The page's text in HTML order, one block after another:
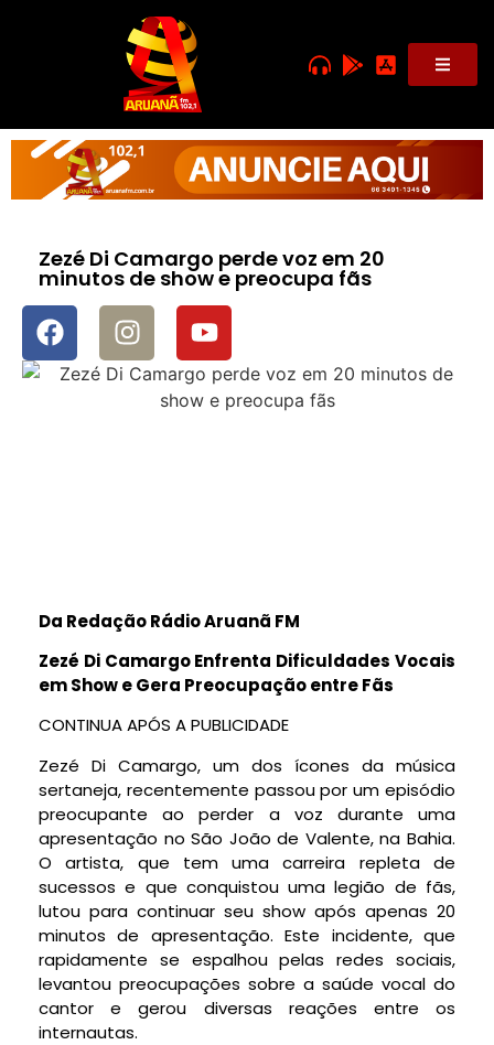
Zezé Di Camargo perde voz em 20
minutos de show e preocupa fãs
Da Redação Rádio Aruanã FM
Zezé Di Camargo Enfrenta Dificuldades Vocais
em Show e Gera Preocupação entre Fãs
CONTINUA APÓS A PUBLICIDADE
Zezé Di Camargo, um dos ícones da música
sertaneja, recentemente passou por um episódio
preocupante ao perder a voz durante uma
apresentação no São João de Valente, na Bahia.
O artista, que tem uma carreira repleta de
sucessos e que conquistou uma legião de fãs,
lutou para continuar seu show após apenas 20
minutos de apresentação. Este incidente, que
rapidamente se espalhou pelas redes sociais,
levantou preocupações sobre a saúde vocal do
cantor e gerou diversas reações entre os
internautas.